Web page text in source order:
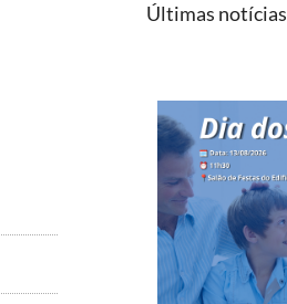
Últimas notícias